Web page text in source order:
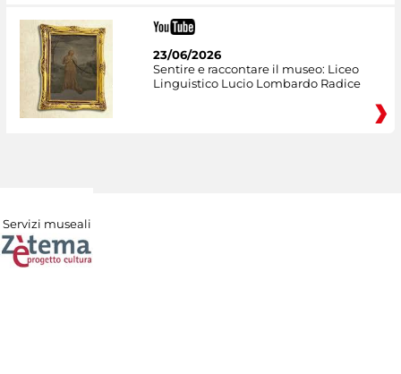
23/06/2026
Sentire e raccontare il museo: Liceo
Linguistico Lucio Lombardo Radice
Servizi museali